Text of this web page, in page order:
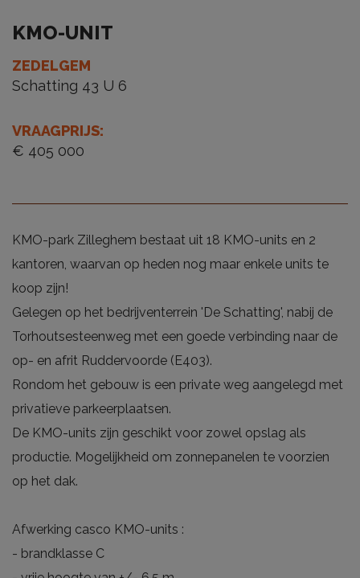
KMO-UNIT
ZEDELGEM
Schatting 43 U 6
VRAAGPRIJS:
€ 405 000
KMO-park Zilleghem bestaat uit 18 KMO-units en 2
kantoren, waarvan op heden nog maar enkele units te
koop zijn!
Gelegen op het bedrijventerrein 'De Schatting', nabij de
Torhoutsesteenweg met een goede verbinding naar de
op- en afrit Ruddervoorde (E403).
Rondom het gebouw is een private weg aangelegd met
privatieve parkeerplaatsen.
De KMO-units zijn geschikt voor zowel opslag als
productie. Mogelijkheid om zonnepanelen te voorzien
op het dak.
Afwerking casco KMO-units :
- brandklasse C